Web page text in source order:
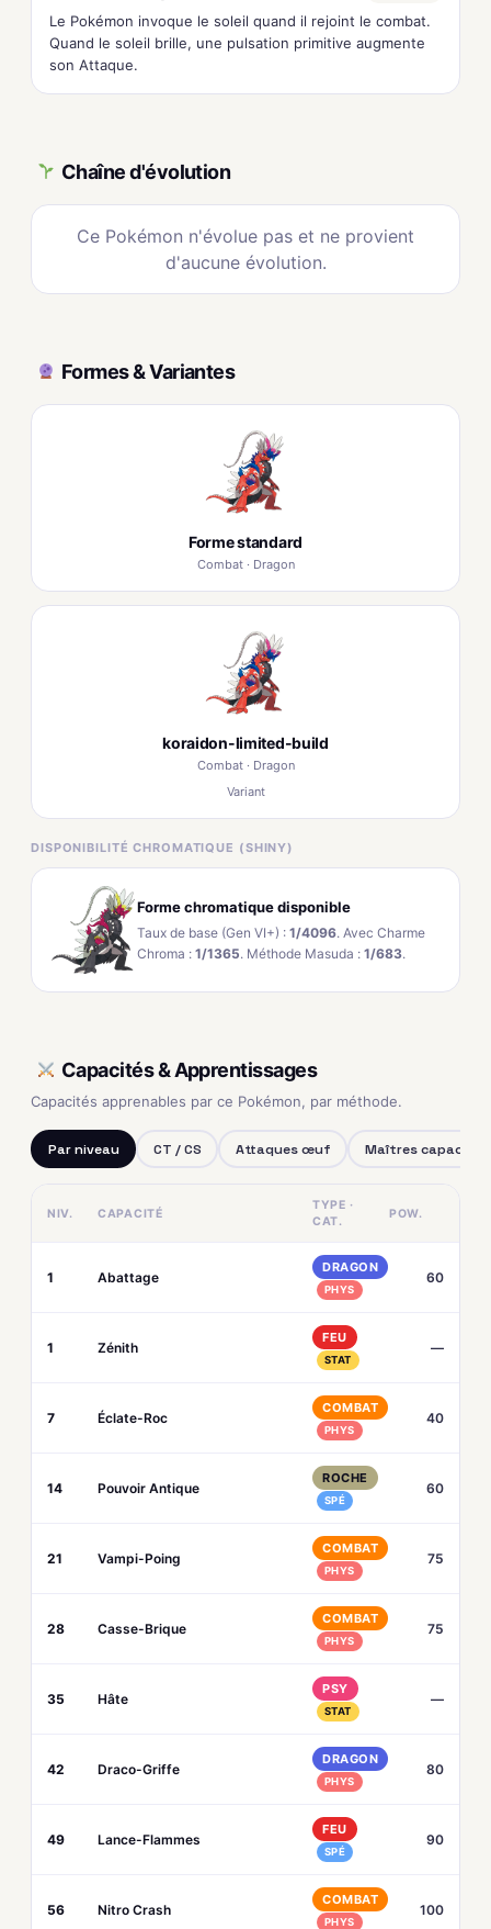
Le Pokémon invoque le soleil quand il rejoint le combat.
Quand le soleil brille, une pulsation primitive augmente
son Attaque.
Chaîne d'évolution
Ce Pokémon n'évolue pas et ne provient
d'aucune évolution.
Formes & Variantes
Forme standard
Combat · Dragon
koraidon-limited-build
Combat · Dragon
Variant
DISPONIBILITÉ CHROMATIQUE (SHINY)
Forme chromatique disponible
Taux de base (Gen VI+) : 1/4096. Avec Charme
Chroma : 1/1365. Méthode Masuda : 1/683.
Capacités & Apprentissages
Capacités apprenables par ce Pokémon, par méthode.
Par niveau CT / CS Attaques œuf Maîtres capacités
NIV. CAPACITÉ
TYPE ·
CAT.
POW.
1 Abattage
DRAGON
PHYS
60
1 Zénith
FEU
STAT
—
7 Éclate-Roc
COMBAT
PHYS
40
14 Pouvoir Antique
ROCHE
SPÉ
60
21 Vampi-Poing
COMBAT
PHYS
75
28 Casse-Brique
COMBAT
PHYS
75
35 Hâte
PSY
STAT
—
42 Draco-Griffe
DRAGON
PHYS
80
49 Lance-Flammes
FEU
SPÉ
90
56 Nitro Crash
COMBAT
PHYS
100